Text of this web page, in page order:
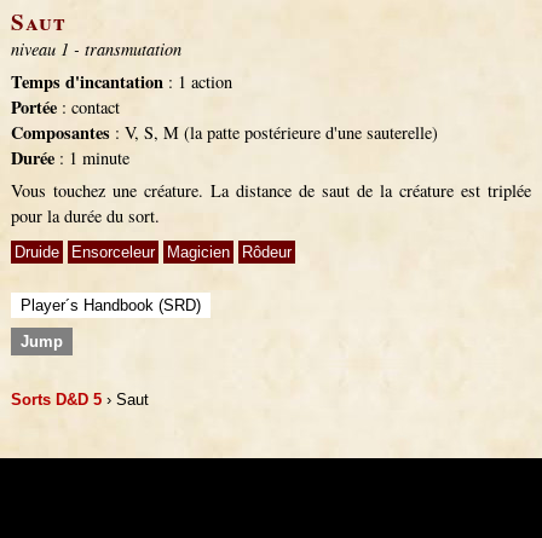
Saut
niveau 1 - transmutation
Temps d'incantation : 1 action
Portée : contact
Composantes : V, S, M (la patte postérieure d'une sauterelle)
Durée : 1 minute
Vous touchez une créature. La distance de saut de la créature est triplée
pour la durée du sort.
Druide Ensorceleur Magicien Rôdeur
Player´s Handbook (SRD)
Jump
Sorts D&D 5 › Saut